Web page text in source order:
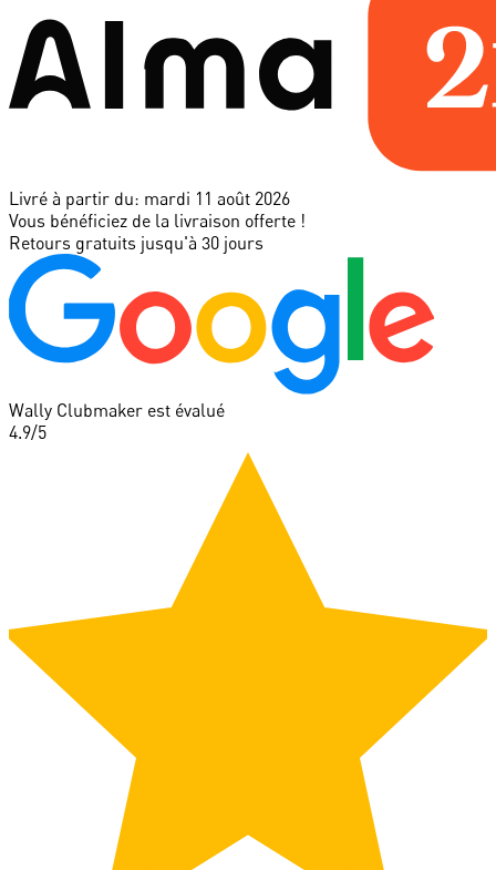
Livré à partir du: mardi 11 août 2026
Vous bénéficiez de la livraison offerte !
Retours gratuits jusqu'à 30 jours
Wally Clubmaker est évalué
4.9/5